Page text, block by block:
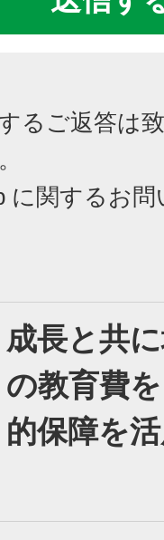
るご返答は
に関するお
成長と共
の教育費
的保障を